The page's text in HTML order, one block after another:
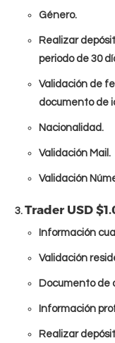
Género.
Realizar
periodo de 30
Validación de
documento de
Nacionalidad.
Validación Mail.
Validación
Trader USD
Información
Validación
Documento de
Información
Realizar